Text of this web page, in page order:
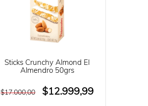
Sticks Crunchy Almond El
Almendro 50grs
$17.000,00 $12.999,99